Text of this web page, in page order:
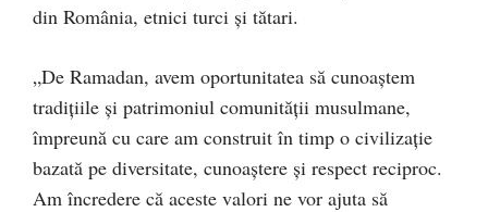
din România, etnici turci și tătari.
„De Ramadan, avem oportunitatea să cunoaştem
tradiţiile şi patrimoniul comunității musulmane,
împreună cu care am construit în timp o civilizaţie
bazată pe diversitate, cunoaştere şi respect reciproc.
Am încredere că aceste valori ne vor ajuta să